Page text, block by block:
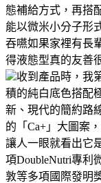
態補給方式，再搭
能以微米小分子形
吞嚥如果家裡有長
得液態型真的友善
收到產品時，我
積的純白底色搭配
新、現代的簡約路
的「Ca+」大圖案
讓人一眼就看出它
項DoubleNutri專利
敦等多項國際發明